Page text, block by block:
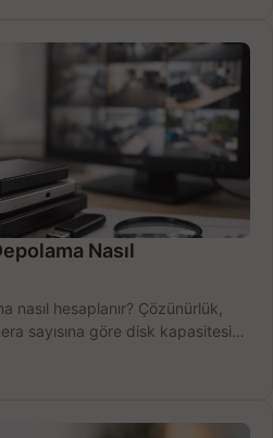
Nasıl
nasıl hesaplanır? Çözünürlük,
sayısına göre disk kapasitesini